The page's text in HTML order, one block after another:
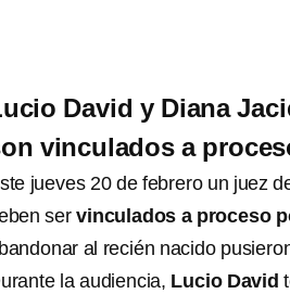
David y Diana
vinculados a
jueves 20 de febrero un juez
servinculados a proceso
al recién nacido
la audiencia, Lucio David